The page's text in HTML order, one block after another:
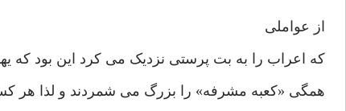
از عواملی
که اعراب را به بت پرستی نزدیک می کرد این بود که
همگی «کعبه مشرفه» را بزرگ می شمردند و لذا هر